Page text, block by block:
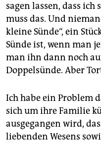
sagen lassen, dass ich
muss das. Und
kleine Sünde“, ein
Sünde ist, wenn man
man ihn dann noch
Doppelsünde. Aber
Ich habe ein Problem
sich um ihre Familie
ausgegangen wird,
liebenden Wesens